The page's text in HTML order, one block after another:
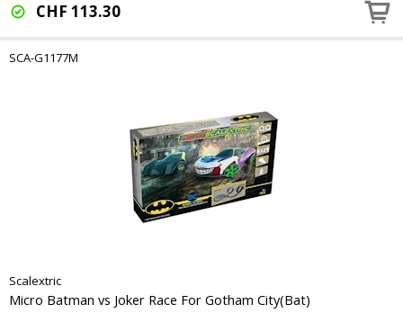
CHF 113.30
SCA-G1177M
Scalextric
Micro Batman vs Joker Race For Gotham City(Bat)